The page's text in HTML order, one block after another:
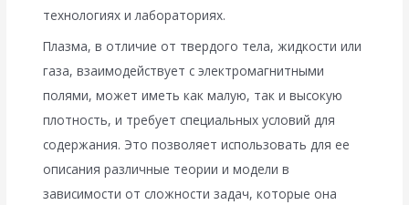
технологиях и лабораториях.
Плазма, в отличие от твердого тела, жидкости или
газа, взаимодействует с электромагнитными
полями, может иметь как малую, так и высокую
плотность, и требует специальных условий для
содержания. Это позволяет использовать для ее
описания различные теории и модели в
зависимости от сложности задач, которые она